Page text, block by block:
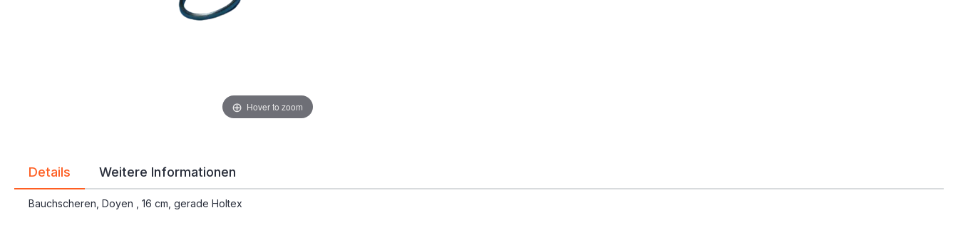
Hover to zoom
Details
Bauchscheren, Doyen , 16 cm, gerade Holtex
Weitere Informationen